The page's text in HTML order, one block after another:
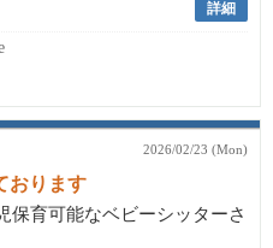
詳細
2026/02/23 (Mon)
おります
保育可能なベビーシッターさ